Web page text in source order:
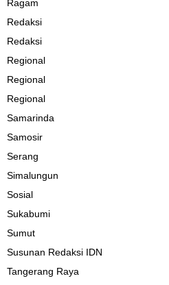
Ragam
Redaksi
Redaksi
Regional
Regional
Regional
Samarinda
Samosir
Serang
Simalungun
Sosial
Sukabumi
Sumut
Susunan Redaksi IDN
Tangerang Raya